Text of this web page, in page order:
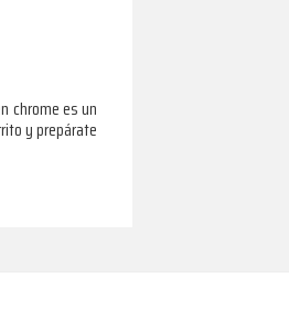
chrome es un
y prepárate